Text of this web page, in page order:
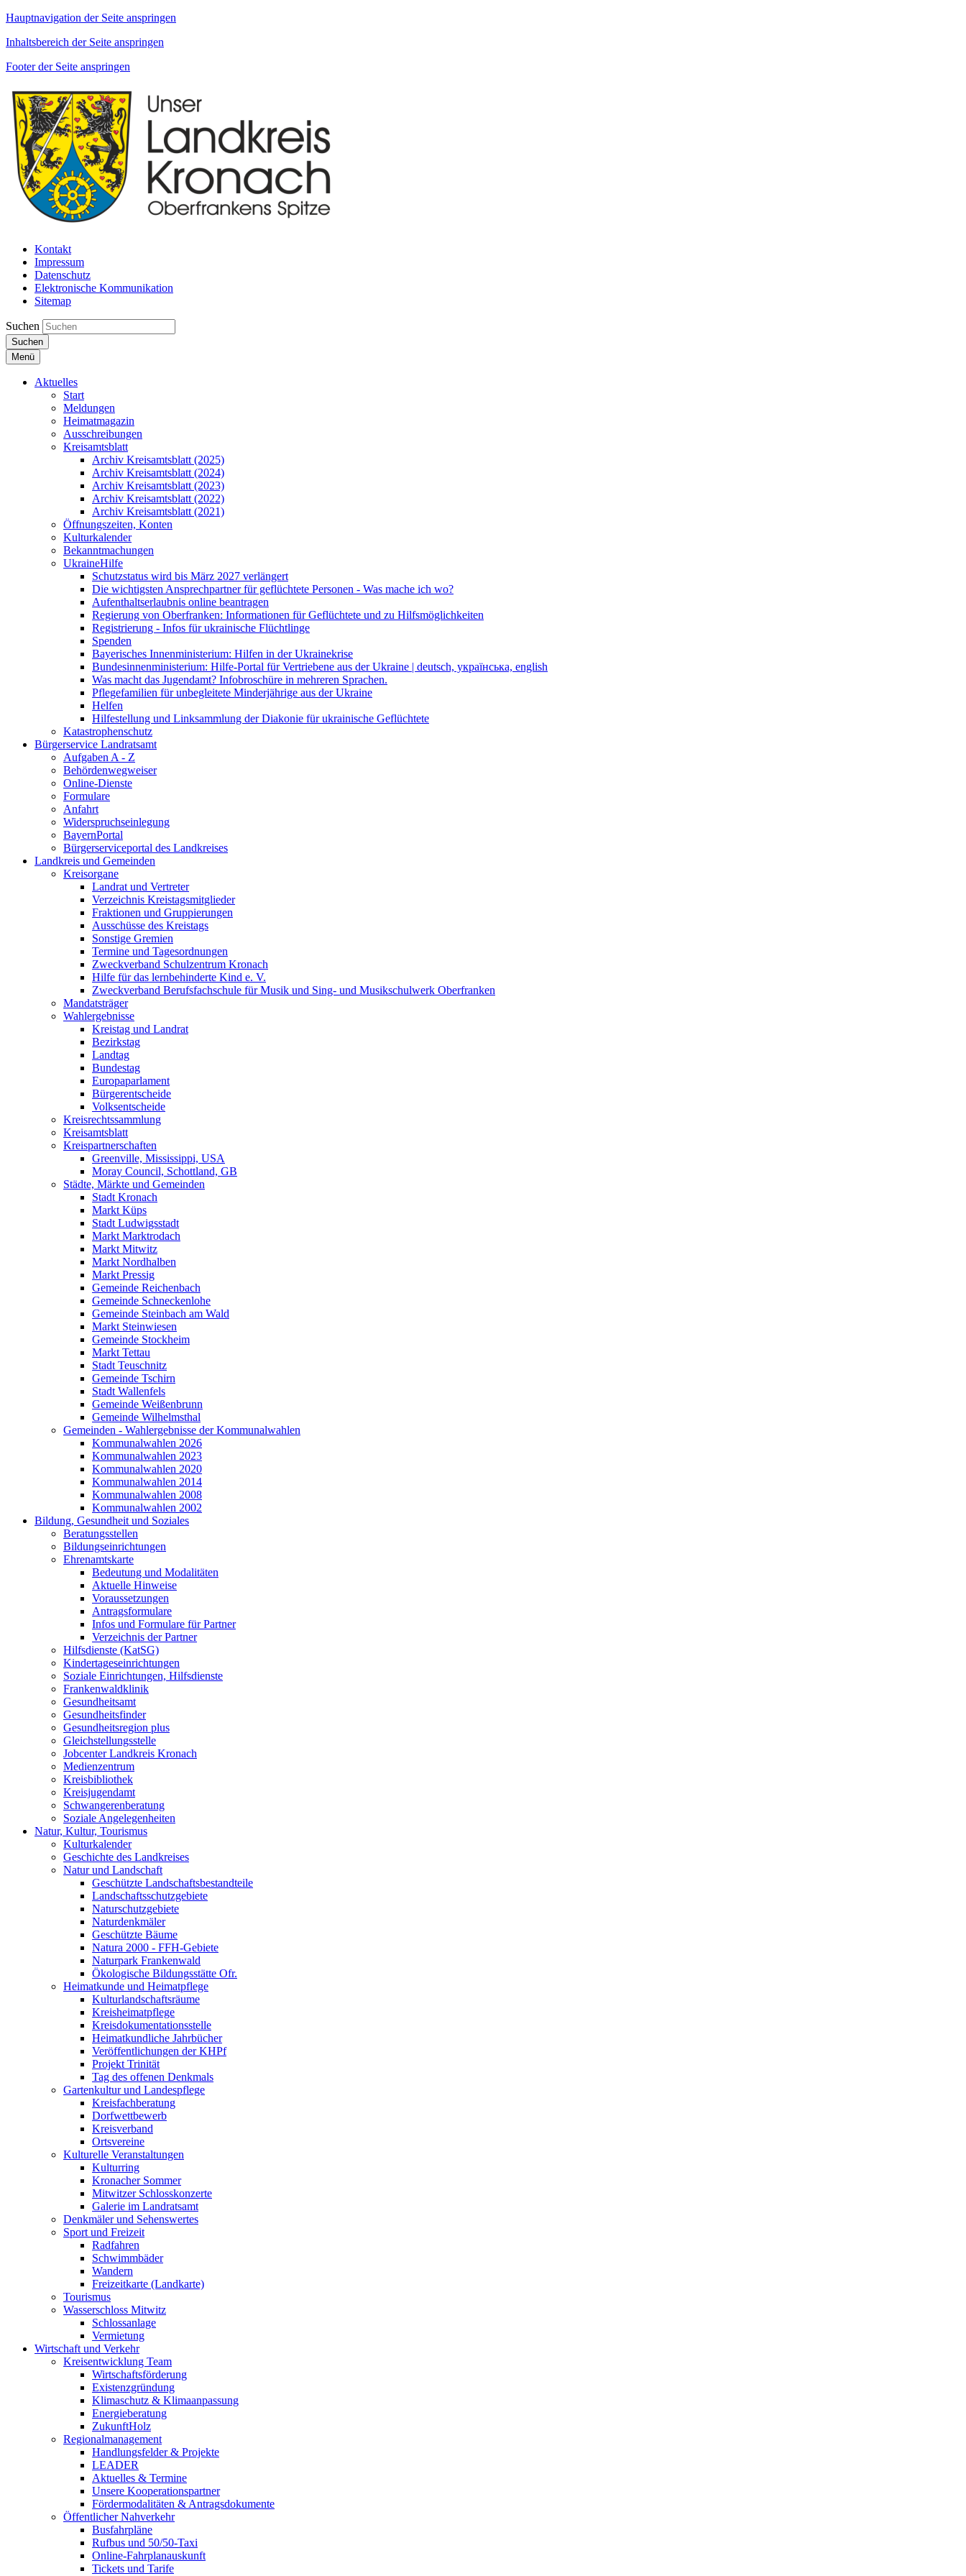
Hauptnavigation der Seite anspringen
Inhaltsbereich der Seite anspringen
Footer der Seite anspringen
Kontakt
Impressum
Datenschutz
Elektronische Kommunikation
Sitemap
Suchen
Suchen
Menü
Aktuelles
Start
Meldungen
Heimatmagazin
Ausschreibungen
Kreisamtsblatt
Archiv Kreisamtsblatt (2025)
Archiv Kreisamtsblatt (2024)
Archiv Kreisamtsblatt (2023)
Archiv Kreisamtsblatt (2022)
Archiv Kreisamtsblatt (2021)
Öffnungszeiten, Konten
Kulturkalender
Bekanntmachungen
UkraineHilfe
Schutzstatus wird bis März 2027 verlängert
Die wichtigsten Ansprechpartner für geflüchtete Personen - Was mache ich wo?
Aufenthaltserlaubnis online beantragen
Regierung von Oberfranken: Informationen für Geflüchtete und zu Hilfsmöglichkeiten
Registrierung - Infos für ukrainische Flüchtlinge
Spenden
Bayerisches Innenministerium: Hilfen in der Ukrainekrise
Bundesinnenministerium: Hilfe-Portal für Vertriebene aus der Ukraine | deutsch, українська, english
Was macht das Jugendamt? Infobroschüre in mehreren Sprachen.
Pflegefamilien für unbegleitete Minderjährige aus der Ukraine
Helfen
Hilfestellung und Linksammlung der Diakonie für ukrainische Geflüchtete
Katastrophenschutz
Bürgerservice Landratsamt
Aufgaben A - Z
Behördenwegweiser
Online-Dienste
Formulare
Anfahrt
Widerspruchseinlegung
BayernPortal
Bürgerserviceportal des Landkreises
Landkreis und Gemeinden
Kreisorgane
Landrat und Vertreter
Verzeichnis Kreistagsmitglieder
Fraktionen und Gruppierungen
Ausschüsse des Kreistags
Sonstige Gremien
Termine und Tagesordnungen
Zweckverband Schulzentrum Kronach
Hilfe für das lernbehinderte Kind e. V.
Zweckverband Berufsfachschule für Musik und Sing- und Musikschulwerk Oberfranken
Mandatsträger
Wahlergebnisse
Kreistag und Landrat
Bezirkstag
Landtag
Bundestag
Europaparlament
Bürgerentscheide
Volksentscheide
Kreisrechtssammlung
Kreisamtsblatt
Kreispartnerschaften
Greenville, Mississippi, USA
Moray Council, Schottland, GB
Städte, Märkte und Gemeinden
Stadt Kronach
Markt Küps
Stadt Ludwigsstadt
Markt Marktrodach
Markt Mitwitz
Markt Nordhalben
Markt Pressig
Gemeinde Reichenbach
Gemeinde Schneckenlohe
Gemeinde Steinbach am Wald
Markt Steinwiesen
Gemeinde Stockheim
Markt Tettau
Stadt Teuschnitz
Gemeinde Tschirn
Stadt Wallenfels
Gemeinde Weißenbrunn
Gemeinde Wilhelmsthal
Gemeinden - Wahlergebnisse der Kommunalwahlen
Kommunalwahlen 2026
Kommunalwahlen 2023
Kommunalwahlen 2020
Kommunalwahlen 2014
Kommunalwahlen 2008
Kommunalwahlen 2002
Bildung, Gesundheit und Soziales
Beratungsstellen
Bildungseinrichtungen
Ehrenamtskarte
Bedeutung und Modalitäten
Aktuelle Hinweise
Voraussetzungen
Antragsformulare
Infos und Formulare für Partner
Verzeichnis der Partner
Hilfsdienste (KatSG)
Kindertageseinrichtungen
Soziale Einrichtungen, Hilfsdienste
Frankenwaldklinik
Gesundheitsamt
Gesundheitsfinder
Gesundheitsregion plus
Gleichstellungsstelle
Jobcenter Landkreis Kronach
Medienzentrum
Kreisbibliothek
Kreisjugendamt
Schwangerenberatung
Soziale Angelegenheiten
Natur, Kultur, Tourismus
Kulturkalender
Geschichte des Landkreises
Natur und Landschaft
Geschützte Landschaftsbestandteile
Landschaftsschutzgebiete
Naturschutzgebiete
Naturdenkmäler
Geschützte Bäume
Natura 2000 - FFH-Gebiete
Naturpark Frankenwald
Ökologische Bildungsstätte Ofr.
Heimatkunde und Heimatpflege
Kulturlandschaftsräume
Kreisheimatpflege
Kreisdokumentationsstelle
Heimatkundliche Jahrbücher
Veröffentlichungen der KHPf
Projekt Trinität
Tag des offenen Denkmals
Gartenkultur und Landespflege
Kreisfachberatung
Dorfwettbewerb
Kreisverband
Ortsvereine
Kulturelle Veranstaltungen
Kulturring
Kronacher Sommer
Mitwitzer Schlosskonzerte
Galerie im Landratsamt
Denkmäler und Sehenswertes
Sport und Freizeit
Radfahren
Schwimmbäder
Wandern
Freizeitkarte (Landkarte)
Tourismus
Wasserschloss Mitwitz
Schlossanlage
Vermietung
Wirtschaft und Verkehr
Kreisentwicklung Team
Wirtschaftsförderung
Existenzgründung
Klimaschutz & Klimaanpassung
Energieberatung
ZukunftHolz
Regionalmanagement
Handlungsfelder & Projekte
LEADER
Aktuelles & Termine
Unsere Kooperationspartner
Fördermodalitäten & Antragsdokumente
Öffentlicher Nahverkehr
Busfahrpläne
Rufbus und 50/50-Taxi
Online-Fahrplanauskunft
Tickets und Tarife